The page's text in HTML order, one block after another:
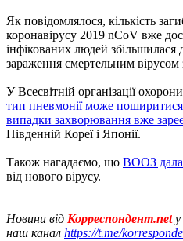
Як повідомлялося, кількість
коронавірусу 2019 nCoV вже
інфікованих людей збільшилася
зараження смертельним вірусом
У Всесвітній організації
тип пневмонії може поширитися
випадки захворювання вже
Південній Кореї і Японії.
Також нагадаємо, що ВООЗ дала
від нового вірусу.
Новини від Корреспондент.net
наш канал https://t.me/